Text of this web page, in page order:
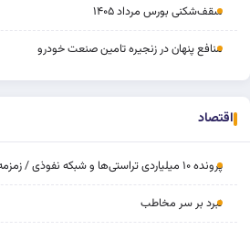
سقف‌شکنی بورس مرداد ۱۴۰۵
منافع پنهان در زنجیره تامین صنعت خودرو
اقتصاد
پرونده ۱۰ میلیاردی تراستی‌ها و شبکه نفوذی / زمزمه‌های کارت زرد برای وزیر نفت
نبرد بر سر مخاطب